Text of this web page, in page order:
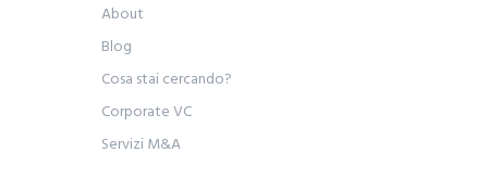
About
Blog
Cosa stai cercando?
Corporate VC
Servizi M&A